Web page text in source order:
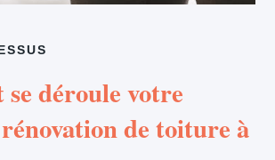
déroule votre
de toiture à